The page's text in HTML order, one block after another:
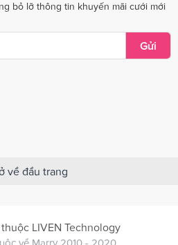
bỏ lỡ thông tin khuyến mãi cưới mới
Gửi
về đầu trang
LIVEN Technology